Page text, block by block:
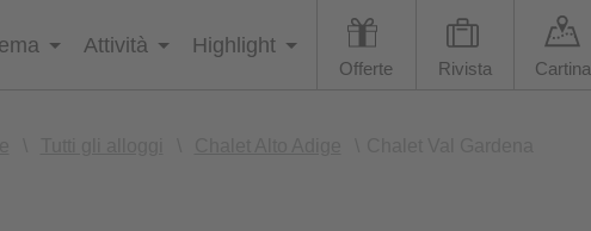
Attività Highlight
Offerte Rivista Cartina